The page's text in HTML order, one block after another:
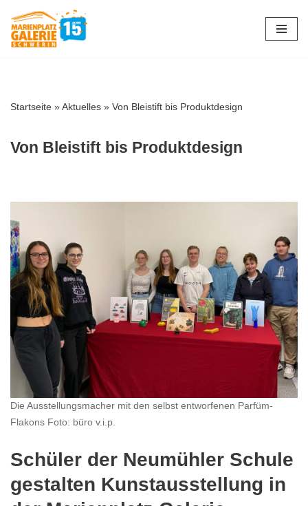
Zum
Startseite »Aktuelles » Von Bleistift bis Produktdesign
Von Bleistift bis Produktdesign
Die Ausstellungsmacher mit den selbst entworfenen Parfüm-
Flakons Foto: büro v.i.p.
Schüler der Neumühler Schule
gestalten Kunstausstellung in